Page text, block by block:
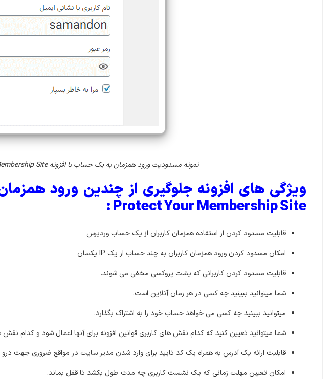
نمونه مسدودیت ورود همزمان به یک حساب با افزونه Block Double Logins – Protect Your Membership Site
Protect Your Membership Site :
قابلیت مسدود کردن از استفاده همزمان کاربران از یک حساب وردپرس
امکان مسدود کردن ورود همزمان کاربران به چند حساب از یک IP یکسان
قابلیت مسدود کردن کاربرانی که پشت پروکسی مخفی می شوند.
شما میتوانید ببینید چه کسی در هر زمان آنلاین است.
میتوانید ببینید چه کسی می خواهد حساب خود را به اشتراک بگذارد.
شما میتوانید تعیین کنید که کدام نقش های کاربری قوانین افزونه برای آنها اعمال شود و کدام نقش
قابلیت ارائه یک آدرس به همراه یک کد تایید برای وارد شدن مدیر سایت در مواقع ضروری جهت درو
امکان تعیین مهلت زمانی که یک نشست کاربری چه مدت طول بکشد تا قفل بماند.